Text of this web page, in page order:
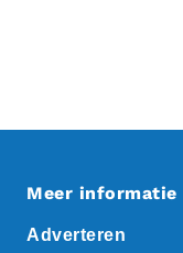
Meer informatie
Adverteren